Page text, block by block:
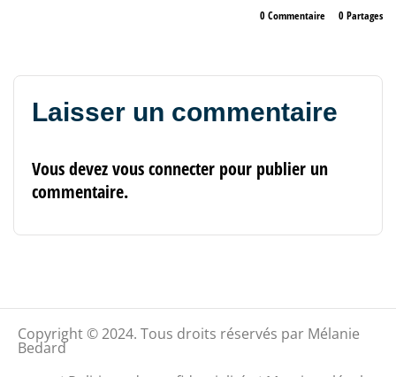
0 Commentaire 0Partages
Laisser un commentaire
Vous devezvous connecter pour publier un
commentaire.
Copyright © 2024. Tous droits réservés par Mélanie
Bedard